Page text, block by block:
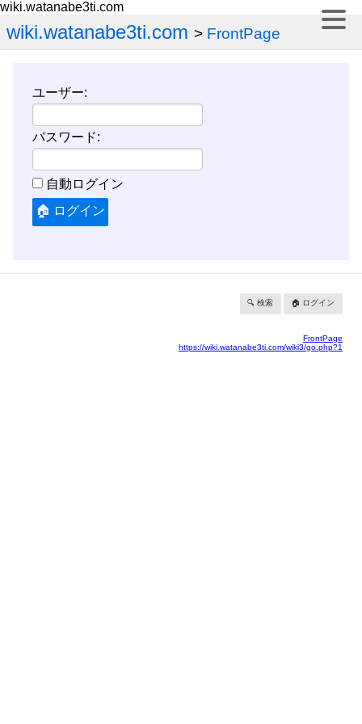
wiki.watanabe3ti.com
wiki.watanabe3ti.com > FrontPage
ユーザー:
パスワード:
自動ログイン
🔍 検索 🏠 ログイン
FrontPage
https://wiki.watanabe3ti.com/wiki3/go.php?1